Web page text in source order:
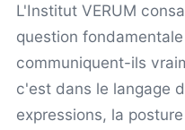
L'Institut VERUM
question
communiquent-ils
c'est dans le langage
expressions, la